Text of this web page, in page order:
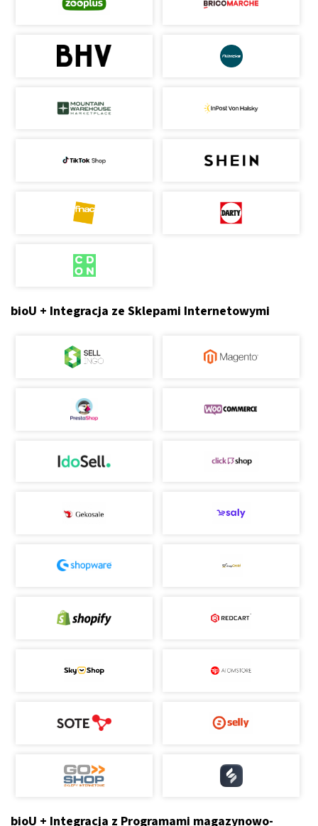
bioU + Integracja ze Sklepami Internetowymi
bioU + Integracja z Programami magazynowo-